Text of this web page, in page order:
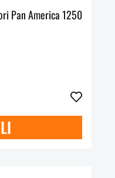
Pan America 1250